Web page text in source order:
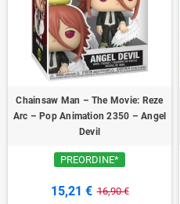
Chainsaw Man – The Movie: Reze
Arc – Pop Animation 2350 – Angel
Devil
PREORDINE*
15,21 € 16,90 €